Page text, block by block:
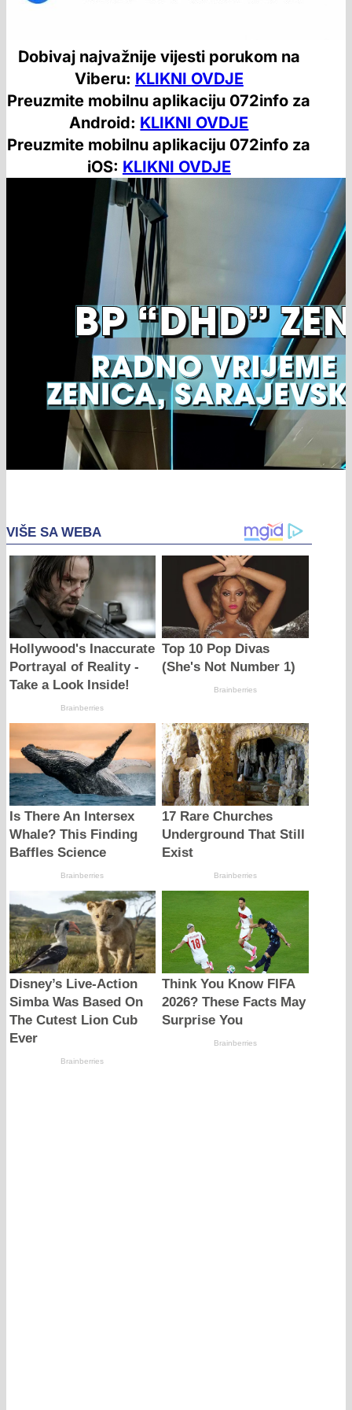
Dobivaj najvažnije vijesti porukom na
Viberu: KLIKNI OVDJE
Preuzmite mobilnu aplikaciju 072info za
Android: KLIKNI OVDJE
Preuzmite mobilnu aplikaciju 072info za
iOS: KLIKNI OVDJE